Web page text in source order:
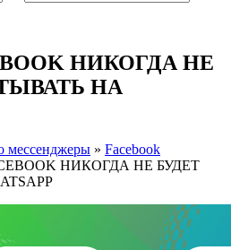
НИКОГДА НЕ
НА
мессенджеры » Facebook
НИКОГДА НЕ БУДЕТ